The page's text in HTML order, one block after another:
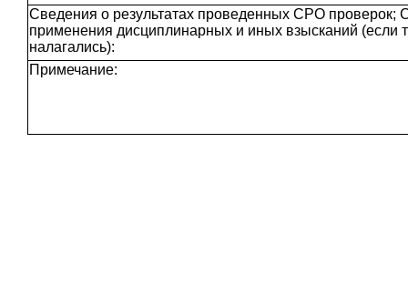
Сведения о результатах проведенных СРО проверок;
применения дисциплинарных и иных взысканий (если
налагались):
Примечание: